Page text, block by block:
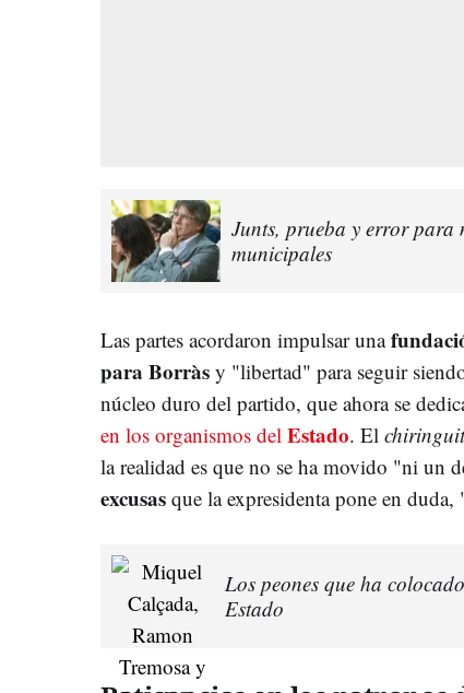
Junts, prueba y error
municipales
Las partes acordaron impulsar una
para Borràs y "libertad" para seguir
núcleo duro del partido, que ahora se
en los organismos del Estado. El
la realidad es que no se ha movido "ni un
excusas que la expresidenta pone en
Los peones que ha
Estado